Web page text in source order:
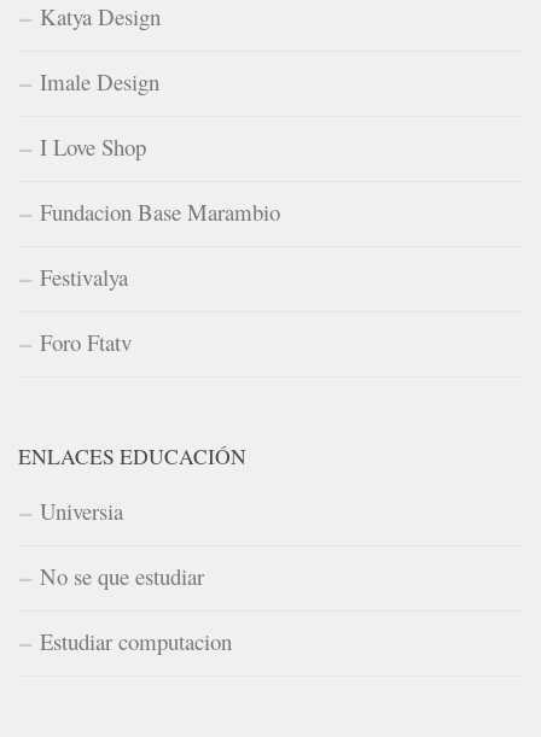
Katya Design
Imale Design
I Love Shop
Fundacion Base Marambio
Festivalya
Foro Ftatv
ENLACES EDUCACIÓN
Universia
No se que estudiar
Estudiar computacion